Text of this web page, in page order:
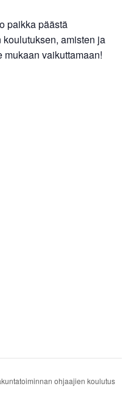
paikka päästä
amisten ja
vaikuttamaan!
ohjaajien koulutus